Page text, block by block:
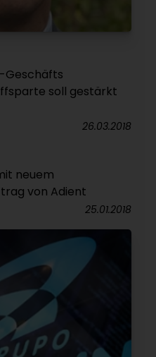
Geschäfts
soll gestärkt
26.03.2018
neuem
von Adient
25.01.2018